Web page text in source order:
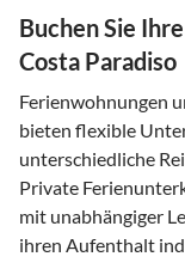
Buchen Sie
Costa Paradiso
Ferienwohnungen
bieten flexible
unterschiedliche
Private
mit unabhängiger
ihren Aufenthalt